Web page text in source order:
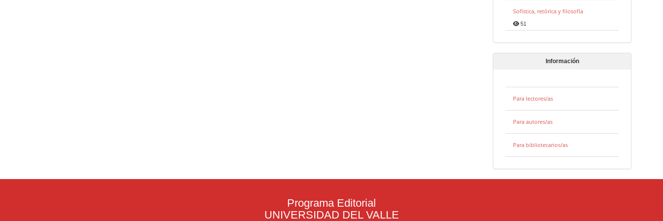
Sofística, retórica y filosofía
51
Información
Para lectores/as
Para autores/as
Para bibliotecarios/as
Programa Editorial
UNIVERSIDAD DEL VALLE